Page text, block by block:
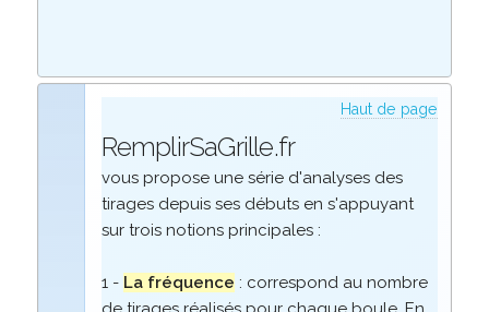
Haut de page
RemplirSaGrille.fr
vous propose une série d'analyses des
tirages depuis ses débuts en s'appuyant
sur trois notions principales :
1 - La fréquence : correspond au nombre